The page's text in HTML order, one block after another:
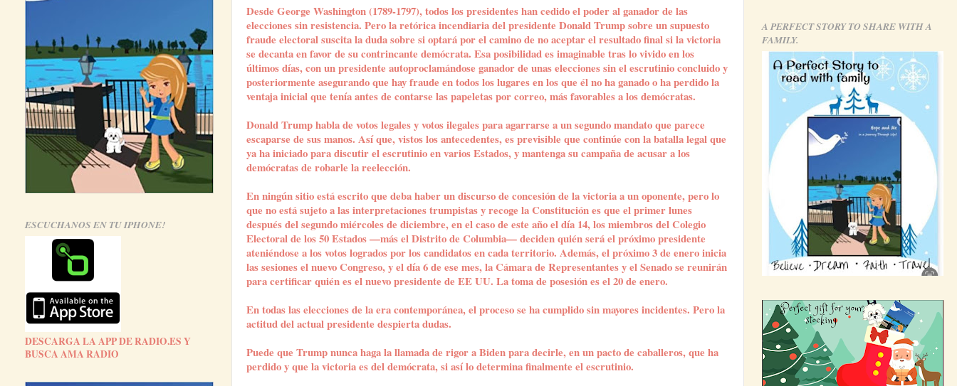
Desde George Washington (1789-1797), todos los presidentes han cedido el poder al ganador de las
elecciones sin resistencia. Pero la retórica incendiaria del presidente Donald Trump sobre un supuesto
fraude electoral suscita la duda sobre si optará por el camino de no aceptar el resultado final si la victoria
se decanta en favor de su contrincante demócrata. Esa posibilidad es imaginable tras lo vivido en los
últimos días, con un presidente autoproclamándose ganador de unas elecciones sin el escrutinio concluido y
posteriormente asegurando que hay fraude en todos los lugares en los que él no ha ganado o ha perdido la
ventaja inicial que tenía antes de contarse las papeletas por correo, más favorables a los demócratas.
Donald Trump habla de votos legales y votos ilegales para agarrarse a un segundo mandato que parece
escaparse de sus manos. Así que, vistos los antecedentes, es previsible que continúe con la batalla legal que
ya ha iniciado para discutir el escrutinio en varios Estados, y mantenga su campaña de acusar a los
demócratas de robarle la reelección.
En ningún sitio está escrito que deba haber un discurso de concesión de la victoria a un oponente, pero lo
que no está sujeto a las interpretaciones trumpistas y recoge la Constitución es que el primer lunes
después del segundo miércoles de diciembre, en el caso de este año el día 14, los miembros del Colegio
Electoral de los 50 Estados —más el Distrito de Columbia— deciden quién será el próximo presidente
ateniéndose a los votos logrados por los candidatos en cada territorio. Además, el próximo 3 de enero inicia
las sesiones el nuevo Congreso, y el día 6 de ese mes, la Cámara de Representantes y el Senado se reunirán
para certificar quién es el nuevo presidente de EE UU. La toma de posesión es el 20 de enero.
En todas las elecciones de la era contemporánea, el proceso se ha cumplido sin mayores incidentes. Pero la
actitud del actual presidente despierta dudas.
Puede que Trump nunca haga la llamada de rigor a Biden para decirle, en un pacto de caballeros, que ha
perdido y que la victoria es del demócrata, si así lo determina finalmente el escrutinio.
ESCUCHANOS EN TU IPHONE!
DESCARGA LA APP DE RADIO.ES Y
BUSCA AMA RADIO
A PERFECT STORY TO SHARE WITH A
FAMILY.